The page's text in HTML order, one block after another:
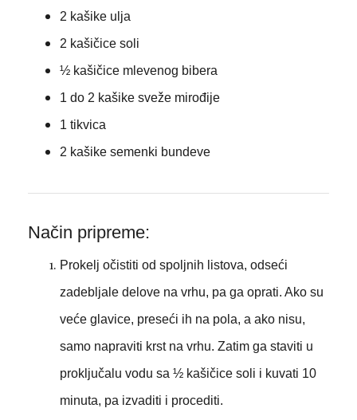
2 kašike ulja
2 kašičice soli
½ kašičice mlevenog bibera
1 do 2 kašike sveže mirođije
1 tikvica
2 kašike semenki bundeve
Način pripreme:
Prokelj očistiti od spoljnih listova, odseći
zadebljale delove na vrhu, pa ga oprati. Ako su
veće glavice, preseći ih na pola, a ako nisu,
samo napraviti krst na vrhu. Zatim ga staviti u
proključalu vodu sa ½ kašičice soli i kuvati 10
minuta, pa izvaditi i procediti.